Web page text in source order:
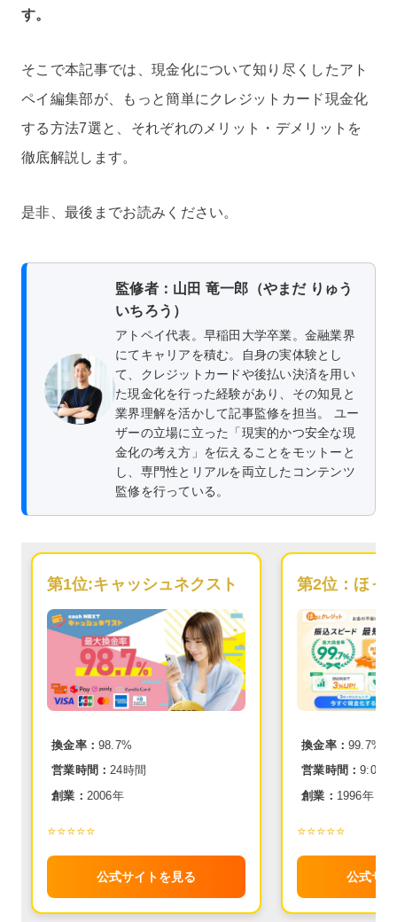
す。
そこで本記事では、現金化について知り尽くしたアト
ペイ編集部が、もっと簡単にクレジットカード現金化
する方法7選と、それぞれのメリット・デメリットを
徹底解説します。
是非、最後までお読みください。
監修者：山田 竜一郎（やまだ りゅう
いちろう）
アトペイ代表。早稲田大学卒業。金融業界
にてキャリアを積む。自身の実体験とし
て、クレジットカードや後払い決済を用い
た現金化を行った経験があり、その知見と
業界理解を活かして記事監修を担当。 ユー
ザーの立場に立った「現実的かつ安全な現
金化の考え方」を伝えることをモットーと
し、専門性とリアルを両立したコンテンツ
監修を行っている。
第1位:キャッシュネクスト
換金率： 98.7%
営業時間：24時間
創業： 2006年
⭐️⭐️⭐️⭐️⭐️
公式サイトを見る
第2位： ほっ
換金率： 99.7%
営業時間：
創業： 1996年
⭐️⭐️⭐️⭐️⭐️
公式サ